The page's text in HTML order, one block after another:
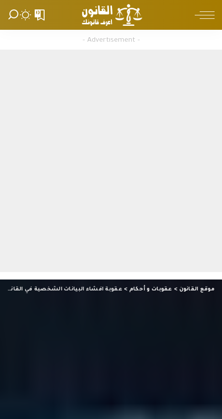
0
– Advertisement –
موقع القانون > عقوبات و أحكام > عقوبة افشاء البيانات الشخصية في القانون الجديد